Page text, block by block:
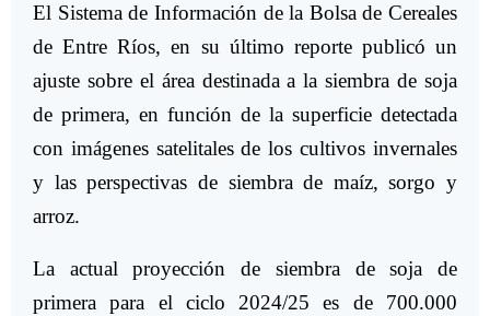
El Sistema de Información de la Bolsa de Cereales
de Entre Ríos, en su último reporte publicó un
ajuste sobre el área destinada a la siembra de soja
de primera, en función de la superficie detectada
con imágenes satelitales de los cultivos invernales
y las perspectivas de siembra de maíz, sorgo y
arroz.
La actual proyección de siembra de soja de
primera para el ciclo 2024/25 es de 700.000